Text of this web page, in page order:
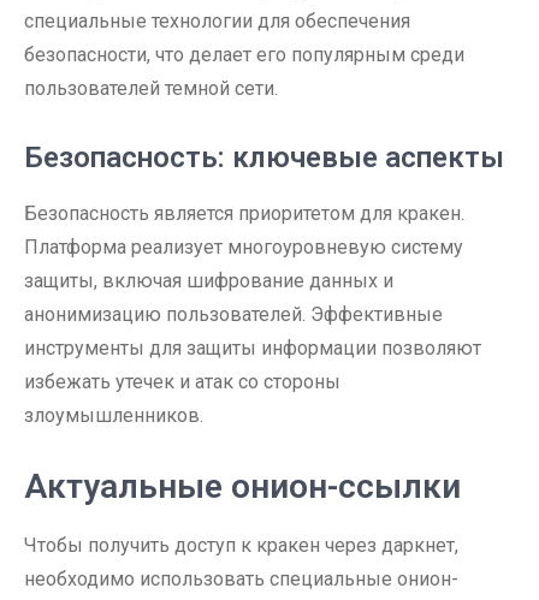
специальные технологии для обеспечения
безопасности, что делает его популярным среди
пользователей темной сети.
Безопасность: ключевые аспекты
Безопасность является приоритетом для кракен.
Платформа реализует многоуровневую систему
защиты, включая шифрование данных и
анонимизацию пользователей. Эффективные
инструменты для защиты информации позволяют
избежать утечек и атак со стороны
злоумышленников.
Актуальные онион-ссылки
Чтобы получить доступ к кракен через даркнет,
необходимо использовать специальные онион-